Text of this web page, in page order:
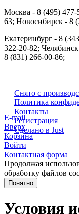
Москва - 8 (495) 477-
63; Новосибирск - 8
Екатеринбург - 8
322-20-82;
8 (831) 266-00-86;
Снято с
Политика
Контакты
Регистрация
Сделано в Just
E-mail
Вверх
Корзина
Войти
Контактная форма
Продолжая
обработку файлов
Понятно
Условия